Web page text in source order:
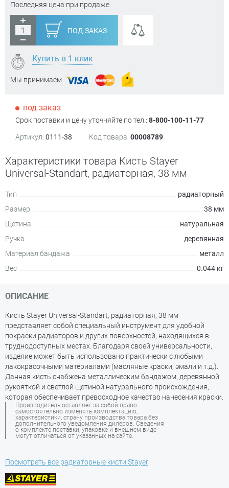
Последняя цена при продаже
ПОД ЗАКАЗ
Купить в 1 клик
Мы принимаем
под заказ
Срок поставки и цену уточняйте по тел.: 8-800-100-11-77
Артикул: 0111-38 Код товара: 00008789
Характеристики товара Кисть Stayer
Universal-Standart, радиаторная, 38 мм
Тип
радиаторный
Размер
38 мм
Щетина
натуральная
Ручка
деревянная
Материал бандажа
металл
Вес
0.044 кг
ОПИСАНИЕ
Кисть Stayer Universal-Standart, радиаторная, 38 мм
представляет собой специальный инструмент для удобной
покраски радиаторов и других поверхностей, находящихся в
труднодоступных местах. Благодаря своей универсальности,
изделие может быть использовано практически с любыми
лакокрасочными материалами (масляные краски, эмали и т.д.).
Данная кисть снабжена металлическим бандажом, деревянной
рукояткой и светлой щетиной натурального происхождения,
которая обеспечивает превосходное качество нанесения краски.
Производитель оставляет за собой право
самостоятельно изменять комплектацию,
характеристики, страну производства товара без
дополнительного уведомления дилеров. Сведения
о комплекте поставки, упаковке и внешнем виде
могут отличаться от указанных на сайте.
Посмотреть все радиаторные кисти Stayer